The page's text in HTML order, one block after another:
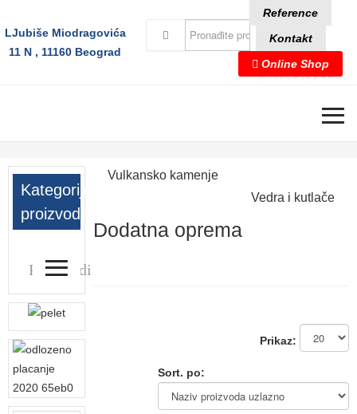
LJubiše Miodragovića
11 N , 11160 Beograd
Reference
Kontakt
Online Shop
≡
Kategorije
proizvoda
Proizvodi
≡
Vulkansko kamenje
Vedra i kutlače
Dodatna oprema
Prikaz:
Sort. po: